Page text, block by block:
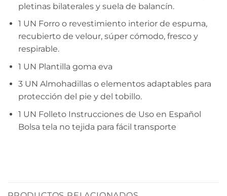
pletinas bilaterales y suela de balancín.
1 UN Forro o revestimiento interior de espuma,
recubierto de velour, súper cómodo, fresco y
respirable.
1 UN Plantilla goma eva
3 UN Almohadillas o elementos adaptables para
protección del pie y del tobillo.
1 UN Folleto Instrucciones de Uso en Español
Bolsa tela no tejida para fácil transporte